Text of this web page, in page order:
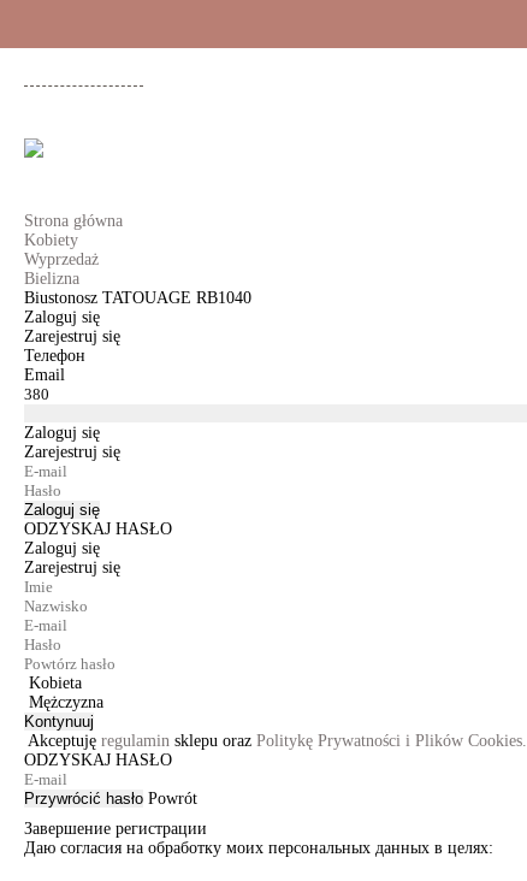
Strona główna
Kobiety
Wyprzedaż
Bielizna
Biustonosz TATOUAGE RB1040
Zaloguj się
Zarejestruj się
Телефон
Email
Zaloguj się
Zarejestruj się
Zaloguj się
ODZYSKAJ HASŁO
Zaloguj się
Zarejestruj się
Kobieta
Mężczyzna
Kontynuuj
Akceptuję regulamin sklepu oraz Politykę Prywatności i Plików Cookies.
ODZYSKAJ HASŁO
Przywrócić hasło Powrót
Завершение регистрации
Даю согласия на обработку моих персональных данных в целях: